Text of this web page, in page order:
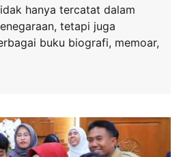
hanya tercatat dalam
tetapi juga
buku biografi, memoar,